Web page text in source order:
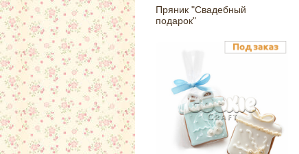
Пряник "Свадебный
подарок"